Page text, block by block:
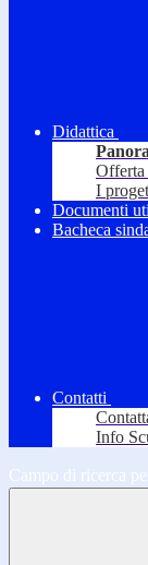
Didattica
Offerta
I
Documenti
Bacheca
Contatti
Info
Campo di ricerca